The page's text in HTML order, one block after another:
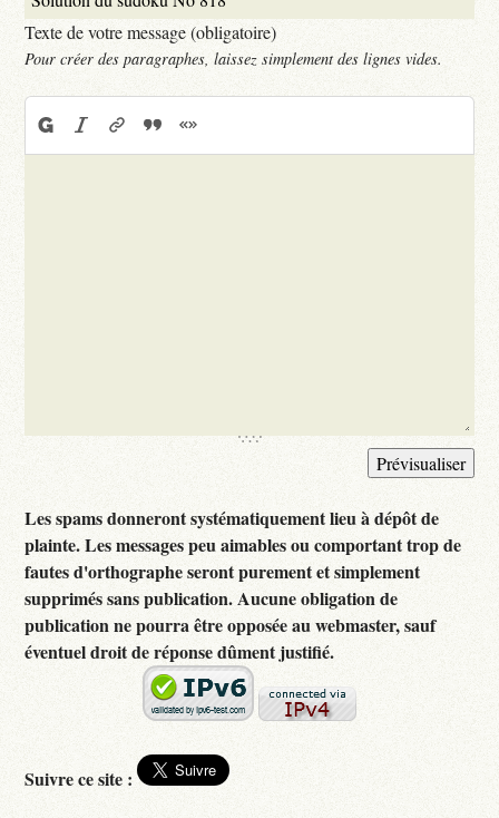
Texte de votre message (obligatoire)
Pour créer des paragraphes, laissez simplement des lignes vides.
Les spams donneront systématiquement lieu à dépôt de
plainte. Les messages peu aimables ou comportant trop de
fautes d'orthographe seront purement et simplement
supprimés sans publication. Aucune obligation de
publication ne pourra être opposée au webmaster, sauf
éventuel droit de réponse dûment justifié.
Suivre ce site :